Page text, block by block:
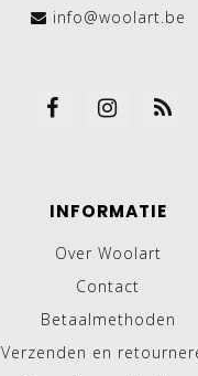
info@woolart.be
INFORMATIE
Over Woolart
Contact
Betaalmethoden
Verzenden en